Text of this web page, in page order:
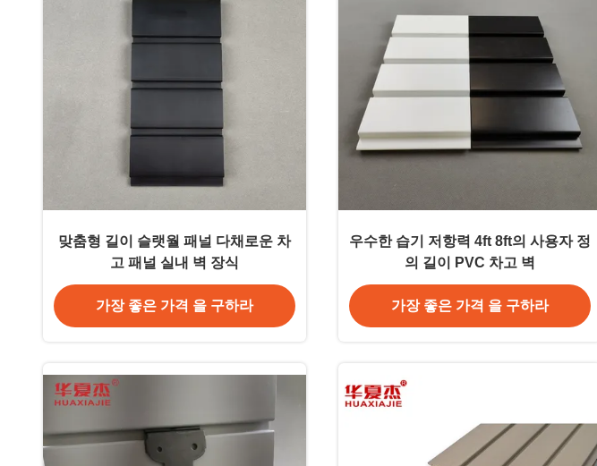
맞춤형 길이 슬랫월 패널 다채로운 차
고 패널 실내 벽 장식
가장 좋은 가격 을 구하라
우수한 습기 저항력 4ft 8ft의 사용자 정
의 길이 PVC 차고 벽
가장 좋은 가격 을 구하라